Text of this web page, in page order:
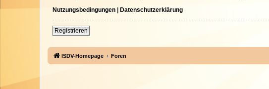
Nutzungsbedingungen | Datenschutzerklärung
Registrieren
ISDV-Homepage Foren